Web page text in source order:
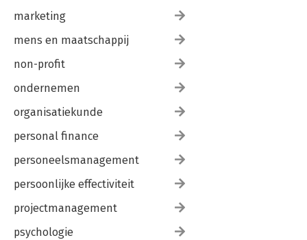
marketing
mens en maatschappij
non-profit
ondernemen
organisatiekunde
personal finance
personeelsmanagement
persoonlijke effectiviteit
projectmanagement
psychologie